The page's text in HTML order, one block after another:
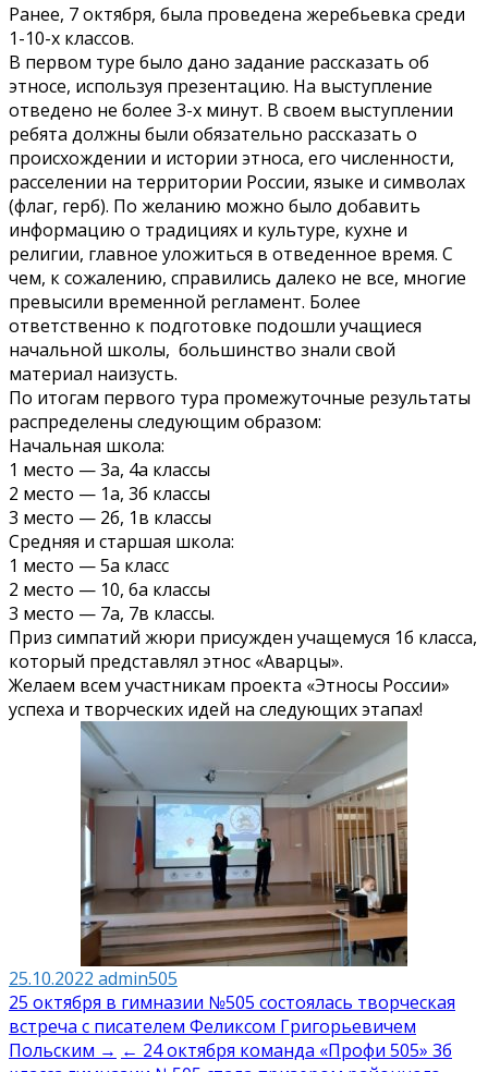
Ранее, 7 октября, была проведена жеребьевка среди
1-10-х классов.
В первом туре было дано задание рассказать об
этносе, используя презентацию. На выступление
отведено не более 3-х минут. В своем выступлении
ребята должны были обязательно рассказать о
происхождении и истории этноса, его численности,
расселении на территории России, языке и символах
(флаг, герб). По желанию можно было добавить
информацию о традициях и культуре, кухне и
религии, главное уложиться в отведенное время. С
чем, к сожалению, справились далеко не все, многие
превысили временной регламент. Более
ответственно к подготовке подошли учащиеся
начальной школы, большинство знали свой
материал наизусть.
По итогам первого тура промежуточные результаты
распределены следующим образом:
Начальная школа:
1 место — 3а, 4а классы
2 место — 1а, 3б классы
3 место — 2б, 1в классы
Средняя и старшая школа:
1 место — 5а класс
2 место — 10, 6а классы
3 место — 7а, 7в классы.
Приз симпатий жюри присужден учащемуся 1б класса,
который представлял этнос «Аварцы».
Желаем всем участникам проекта «Этносы России»
успеха и творческих идей на следующих этапах!
25.10.2022 admin505
Навигация
по
25 октября в гимназии №505 состоялась творческая
встреча с писателем Феликсом Григорьевичем
Польским → ← 24 октября команда «Профи 505» 3б